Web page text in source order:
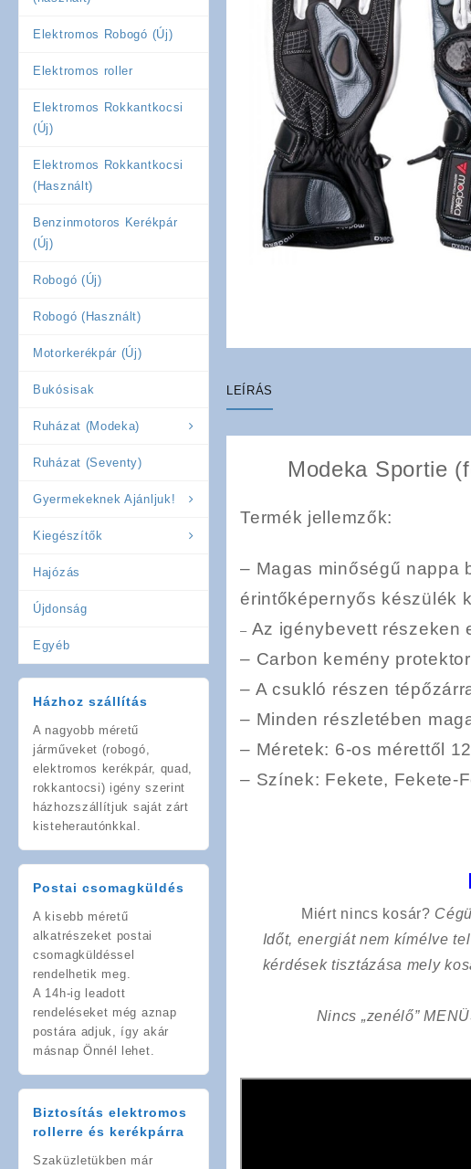
Elektromos Robogó (Új)
Elektromos roller
Elektromos Rokkantkocsi
(Új)
Elektromos Rokkantkocsi
(Használt)
Benzinmotoros Kerékpár
(Új)
Robogó (Új)
Robogó (Használt)
Motorkerékpár (Új)
Bukósisak
Ruházat (Modeka)
Ruházat (Seventy)
Gyermekeknek Ajánljuk!
Kiegészítők
Hajózás
Újdonság
Egyéb
Házhoz szállítás
A nagyobb méretű
járműveket (robogó,
elektromos kerékpár, quad,
rokkantocsi) igény szerint
házhozszállítjuk saját zárt
kisteherautónkkal.
Postai csomagküldés
A kisebb méretű
alkatrészeket postai
csomagküldéssel
rendelhetik meg.
A 14h-ig leadott
rendeléseket még aznap
postára adjuk, így akár
másnap Önnél lehet.
Biztosítás elektromos
rollerre és kerékpárra
Szaküzletükben már
LEÍRÁS
Modeka Sportie
Termék jellemzők:
– Magas minőségű nappa
érintőképernyős készülék
– Az igénybevett részeken
– Carbon kemény
– A csukló részen
– Minden részletében
– Méretek: 6-os mérettől
– Színek: Fekete, Fekete-
Miért nincs kosár?
Időt, energiát nem kímélve
kérdések tisztázása mely
Nincs „zenélő”